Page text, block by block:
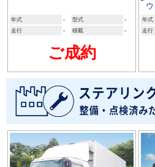
年式 - 型式
-
走行
- 積載 -
ご成約
年式
走行